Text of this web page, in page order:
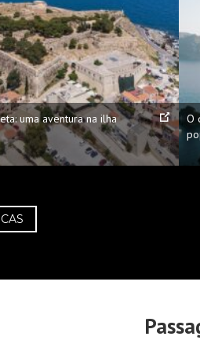
uma aventura na ilha
O